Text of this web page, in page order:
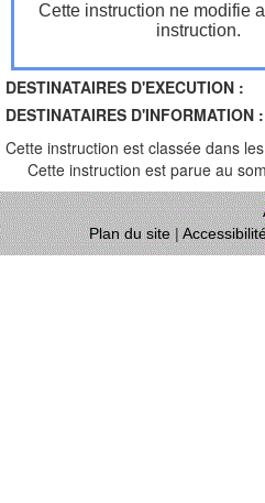
Cette instruction ne modifie
instruction.
DESTINATAIRES D'EXECUTION :
DESTINATAIRES D'INFORMATION :
Cette instruction est classée dans
Cette instruction est parue au
Plan du site|